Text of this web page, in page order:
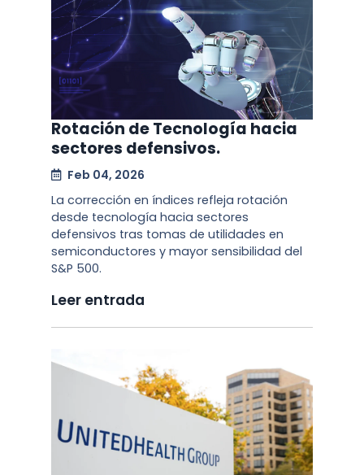
Rotación de Tecnología hacia
sectores defensivos.
Feb 04, 2026
La corrección en índices refleja rotación
desde tecnología hacia sectores
defensivos tras tomas de utilidades en
semiconductores y mayor sensibilidad del
S&P 500.
Leer entrada